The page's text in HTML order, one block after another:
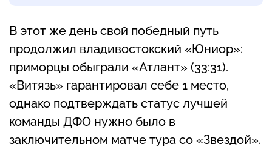
В этот же день свой победный путь
продолжил владивостокский «Юниор»:
приморцы обыграли «Атлант» (33:31).
«Витязь» гарантировал себе 1 место,
однако подтверждать статус лучшей
команды ДФО нужно было в
заключительном матче тура со «Звездой».